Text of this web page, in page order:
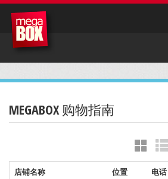
MEGABOX 购物指南
店铺名称 位置 电话